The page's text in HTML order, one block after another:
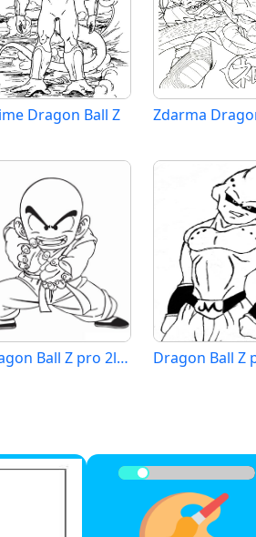
Dragon Ball Z
Dragon Ball Z pro 2leté Děti